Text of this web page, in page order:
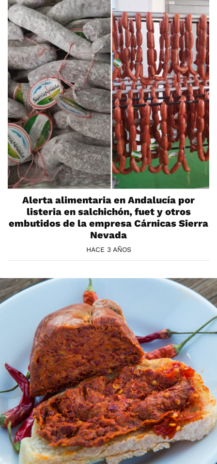
Alerta alimentaria en Andalucía por
listeria en salchichón, fuet y otros
embutidos de la empresa Cárnicas Sierra
Nevada
HACE 3 AÑOS